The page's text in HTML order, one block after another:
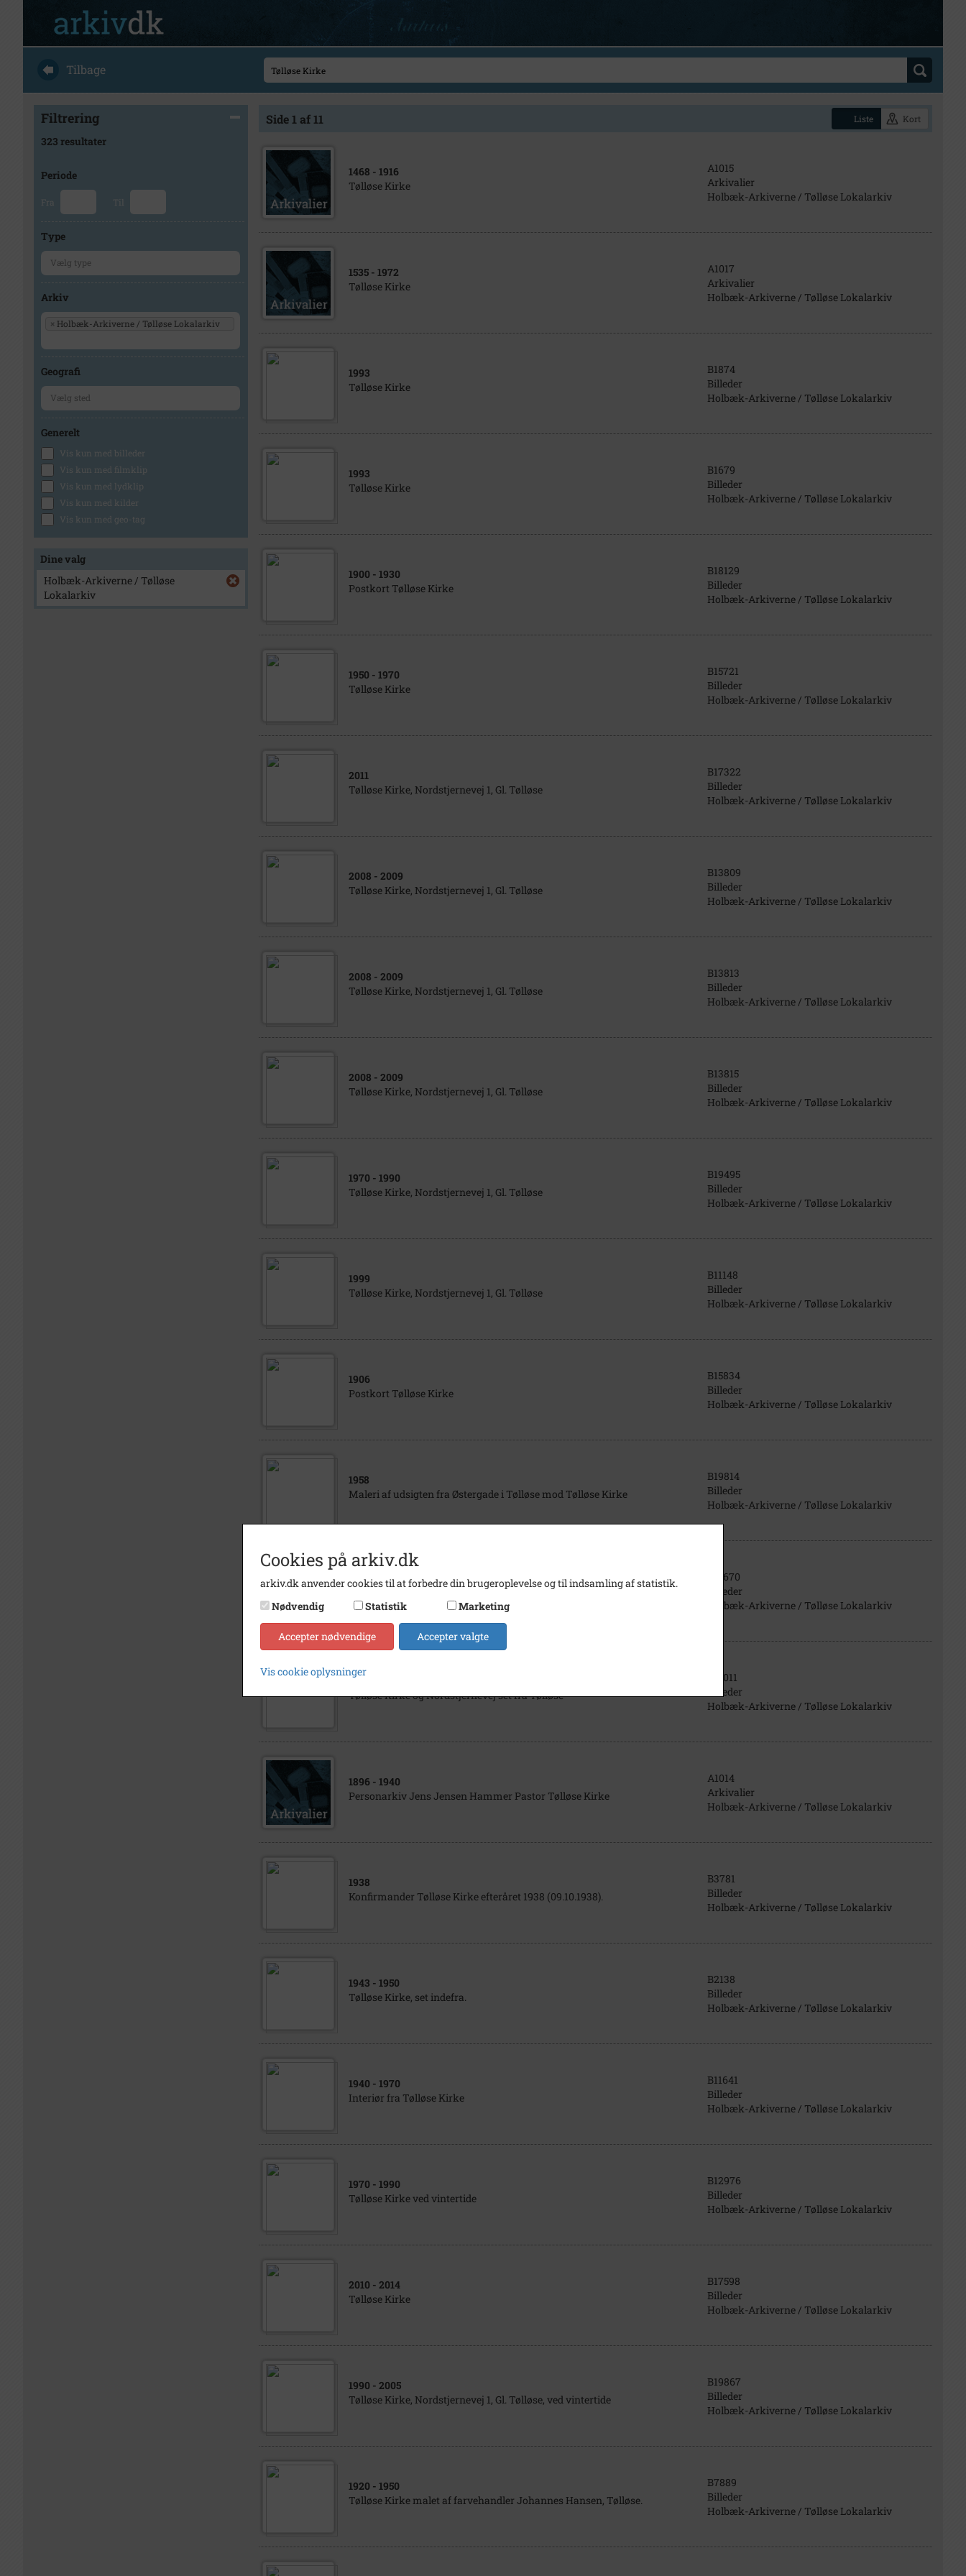
Tilbage
Filtrering
323 resultater
Periode
Fra Til
Type
Arkiv
× Holbæk-Arkiverne / Tølløse Lokalarkiv
Geografi
Generelt
Vis kun med billeder
Vis kun med filmklip
Vis kun med lydklip
Vis kun med kilder
Vis kun med geo-tag
Dine valg
Holbæk-Arkiverne / Tølløse
Lokalarkiv
Side 1 af 11 Liste Kort
1468 - 1916
Tølløse Kirke
A1015
Arkivalier
Holbæk-Arkiverne / Tølløse Lokalarkiv
1535 - 1972
Tølløse Kirke
A1017
Arkivalier
Holbæk-Arkiverne / Tølløse Lokalarkiv
1993
Tølløse Kirke
B1874
Billeder
Holbæk-Arkiverne / Tølløse Lokalarkiv
1993
Tølløse Kirke
B1679
Billeder
Holbæk-Arkiverne / Tølløse Lokalarkiv
1900 - 1930
Postkort Tølløse Kirke
B18129
Billeder
Holbæk-Arkiverne / Tølløse Lokalarkiv
1950 - 1970
Tølløse Kirke
B15721
Billeder
Holbæk-Arkiverne / Tølløse Lokalarkiv
2011
Tølløse Kirke, Nordstjernevej 1, Gl. Tølløse
B17322
Billeder
Holbæk-Arkiverne / Tølløse Lokalarkiv
2008 - 2009
Tølløse Kirke, Nordstjernevej 1, Gl. Tølløse
B13809
Billeder
Holbæk-Arkiverne / Tølløse Lokalarkiv
2008 - 2009
Tølløse Kirke, Nordstjernevej 1, Gl. Tølløse
B13813
Billeder
Holbæk-Arkiverne / Tølløse Lokalarkiv
2008 - 2009
Tølløse Kirke, Nordstjernevej 1, Gl. Tølløse
B13815
Billeder
Holbæk-Arkiverne / Tølløse Lokalarkiv
1970 - 1990
Tølløse Kirke, Nordstjernevej 1, Gl. Tølløse
B19495
Billeder
Holbæk-Arkiverne / Tølløse Lokalarkiv
1999
Tølløse Kirke, Nordstjernevej 1, Gl. Tølløse
B11148
Billeder
Holbæk-Arkiverne / Tølløse Lokalarkiv
1906
Postkort Tølløse Kirke
B15834
Billeder
Holbæk-Arkiverne / Tølløse Lokalarkiv
1958
Maleri af udsigten fra Østergade i Tølløse mod Tølløse Kirke
B19814
Billeder
Holbæk-Arkiverne / Tølløse Lokalarkiv
1989
B15670
Billeder
Holbæk-Arkiverne / Tølløse Lokalarkiv
1965
Tølløse Kirke og Nordstjernevej set fra Tølløse
B15011
Billeder
Holbæk-Arkiverne / Tølløse Lokalarkiv
1896 - 1940
Personarkiv Jens Jensen Hammer Pastor Tølløse Kirke
A1014
Arkivalier
Holbæk-Arkiverne / Tølløse Lokalarkiv
1938
Konfirmander Tølløse Kirke efteråret 1938 (09.10.1938).
B3781
Billeder
Holbæk-Arkiverne / Tølløse Lokalarkiv
1943 - 1950
Tølløse Kirke, set indefra.
B2138
Billeder
Holbæk-Arkiverne / Tølløse Lokalarkiv
1940 - 1970
Interiør fra Tølløse Kirke
B11641
Billeder
Holbæk-Arkiverne / Tølløse Lokalarkiv
1970 - 1990
Tølløse Kirke ved vintertide
B12976
Billeder
Holbæk-Arkiverne / Tølløse Lokalarkiv
2010 - 2014
Tølløse Kirke
B17598
Billeder
Holbæk-Arkiverne / Tølløse Lokalarkiv
1990 - 2005
Tølløse Kirke, Nordstjernevej 1, Gl. Tølløse, ved vintertide
B19867
Billeder
Holbæk-Arkiverne / Tølløse Lokalarkiv
1920 - 1950
Tølløse Kirke malet af farvehandler Johannes Hansen, Tølløse.
B7889
Billeder
Holbæk-Arkiverne / Tølløse Lokalarkiv
Cookies på arkiv.dk
arkiv.dk anvender cookies til at forbedre din brugeroplevelse og til indsamling af statistik.
Nødvendig
Statistik Marketing
Accepter nødvendige Accepter valgte
Vis cookie oplysninger